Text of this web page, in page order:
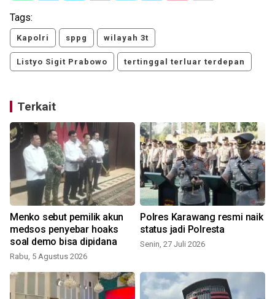
Tags:
Kapolri sppg wilayah 3t
Listyo Sigit Prabowo tertinggal terluar terdepan
Terkait
Menko sebut pemilik akun
medsos penyebar hoaks
soal demo bisa dipidana
Rabu, 5 Agustus 2026
Polres Karawang resmi naik
status jadi Polresta
Senin, 27 Juli 2026